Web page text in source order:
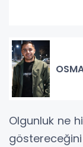
Olgunluk ne